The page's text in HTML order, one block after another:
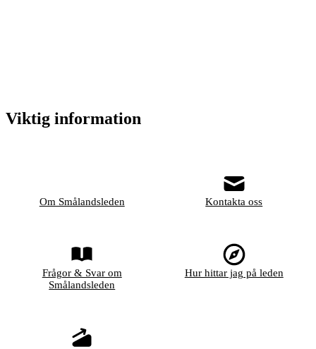
Viktig information
Om Smålandsleden Kontakta oss
Frågor & Svar om
Smålandsleden
Hur hittar jag på leden